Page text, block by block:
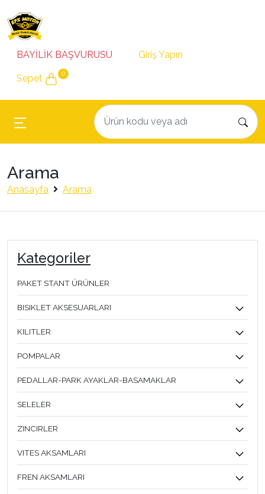
BAYİLİK BAŞVURUSU Giriş Yapın
Sepet 0
Arama
Anasayfa Arama
Kategoriler
PAKET STANT ÜRÜNLER
BISIKLET AKSESUARLARI
KILITLER
POMPALAR
PEDALLAR-PARK AYAKLAR-BASAMAKLAR
SELELER
ZINCIRLER
VITES AKSAMLARI
FREN AKSAMLARI